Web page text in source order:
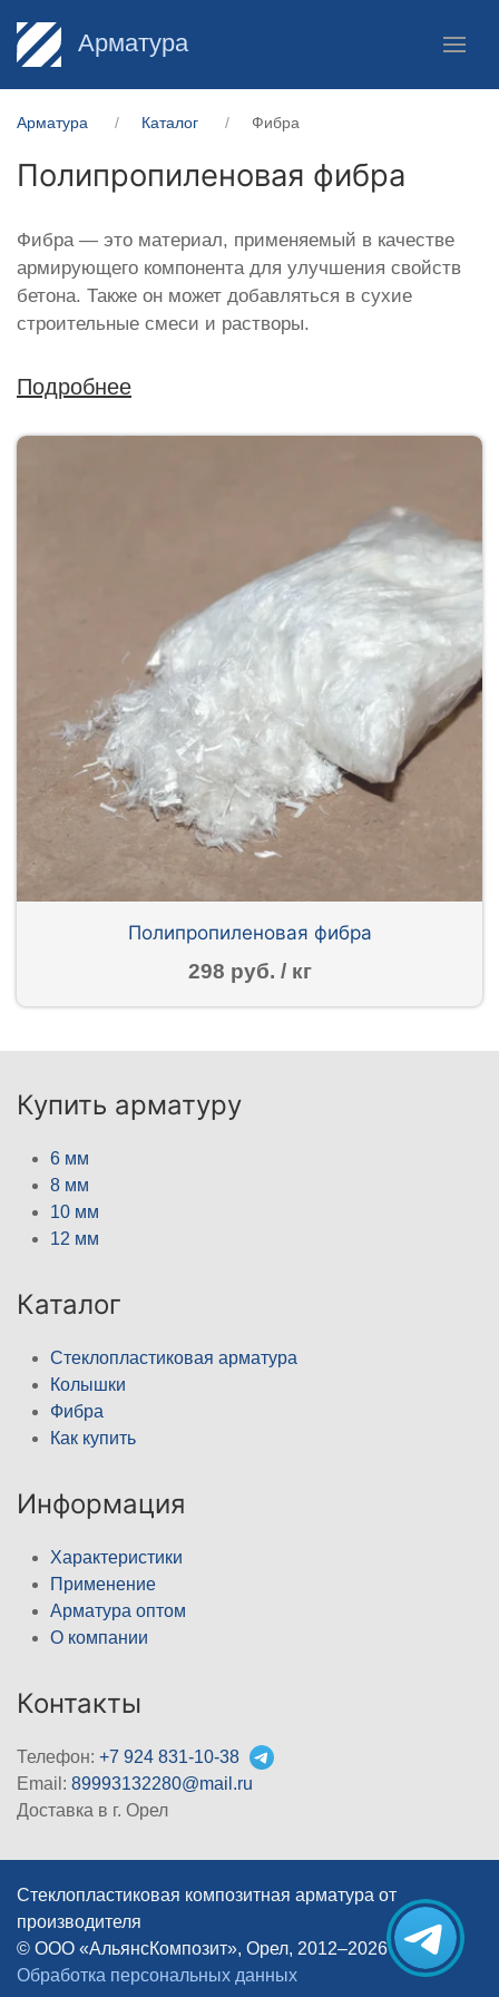
Арматура
Арматура Каталог Фибра
Полипропиленовая фибра
Фибра — это материал, применяемый в качестве
армирующего компонента для улучшения свойств
бетона. Также он может добавляться в сухие
строительные смеси и растворы.
Подробнее
Полипропиленовая фибра
298 руб. / кг
Купить арматуру
6 мм
8 мм
10 мм
12 мм
Каталог
Стеклопластиковая арматура
Колышки
Фибра
Как купить
Информация
Характеристики
Применение
Арматура оптом
О компании
Контакты
Телефон: +7 924 831-10-38
Email: 89993132280@mail.ru
Доставка в г. Орел
Стеклопластиковая композитная арматура от
производителя
© ООО «АльянсКомпозит», Орел, 2012–2026
Обработка персональных данных